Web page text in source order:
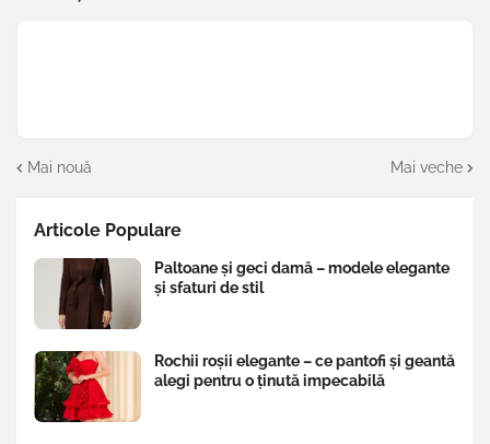
Mai nouă Mai veche
Articole Populare
Paltoane și geci damă – modele elegante
și sfaturi de stil
Rochii roșii elegante – ce pantofi și geantă
alegi pentru o ținută impecabilă